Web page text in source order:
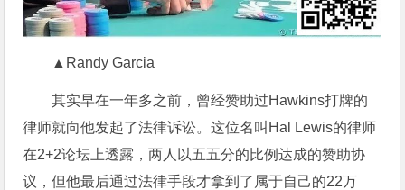
▲Randy Garcia
其实早在一年多之前，曾经赞助过Hawkins打牌的
律师就向他发起了法律诉讼。这位名叫Hal Lewis的律师
在2+2论坛上透露，两人以五五分的比例达成的赞助协
议，但他最后通过法律手段才拿到了属于自己的22万